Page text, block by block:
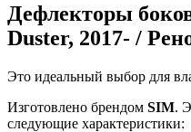
Дефлекторы
Duster, 2017- /
Это идеальный выбор для
Изготовлено брендом SIM.
следующие характеристики: